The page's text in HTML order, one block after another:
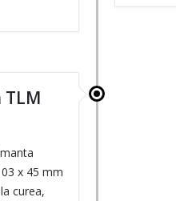
x 45 mm
curea,